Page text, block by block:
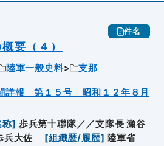
件名
要（４）
陸軍一般史料
支那
詳報 第１５号 昭和１２年８月
称] 歩兵第十聯隊／／支隊長 瀬谷
兵大佐
[組織歴/履歴] 陸軍省